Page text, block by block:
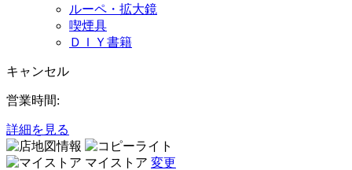
ルーペ・拡大鏡
喫煙具
ＤＩＹ書籍
キャンセル
営業時間:
詳細を見る
マイストア 変更